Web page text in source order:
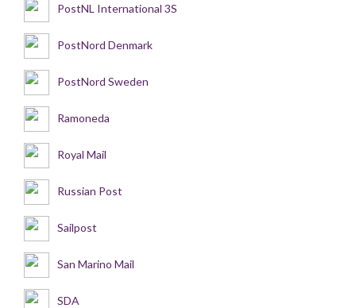
PostNL International 3S
PostNord Denmark
PostNord Sweden
Ramoneda
Royal Mail
Russian Post
Sailpost
San Marino Mail
SDA